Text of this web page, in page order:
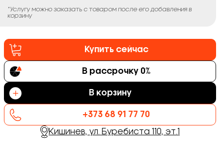
*Услугу можно заказать с товаром после его добавления в
корзину
Купить сейчас
В рассрочку 0%
В корзину
+373 68 91 77 70
Кишинев, ул. Буребиста 110, эт.1